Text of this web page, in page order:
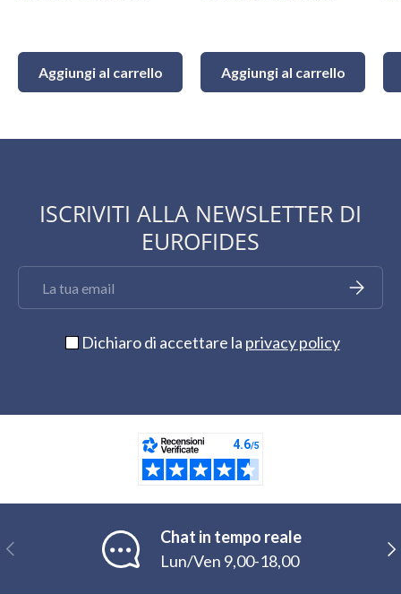
Aggiungi al carrello Aggiungi al carrello
ISCRIVITI ALLA NEWSLETTER DI
EUROFIDES
Iscriviti
Dichiaro di accettare la privacy policy
Indietro
Chat in tempo reale
Lun/Ven 9,00-18,00